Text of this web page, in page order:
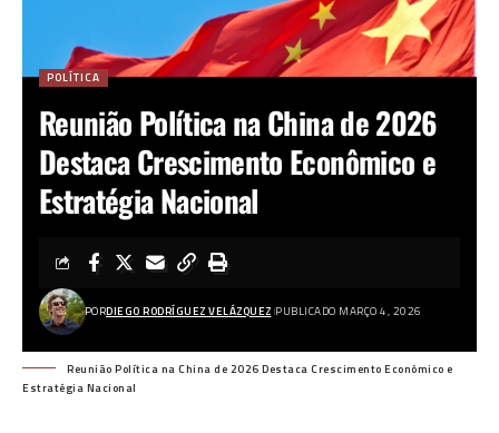
POLÍTICA
Reunião Política na China de 2026
Destaca Crescimento Econômico e
Estratégia Nacional
PORDIEGO RODRÍGUEZ VELÁZQUEZ PUBLICADO MARÇO 4, 2026
Reunião Política na China de 2026 Destaca Crescimento Econômico e
Estratégia Nacional